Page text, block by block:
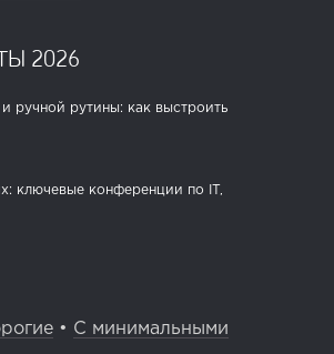
2026
ручной рутины: как выстроить
ключевые конференции по IT,
• С минимальными